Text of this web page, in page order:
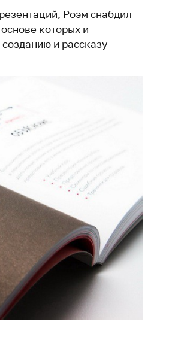
Роэм снабдил
которых и
и рассказу